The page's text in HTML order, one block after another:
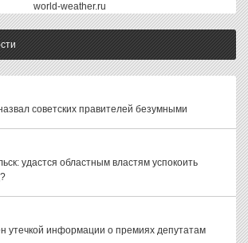
world-weather.ru
советских правителей безумными
удастся областным властям успокоить
утечкой информации о премиях депутатам